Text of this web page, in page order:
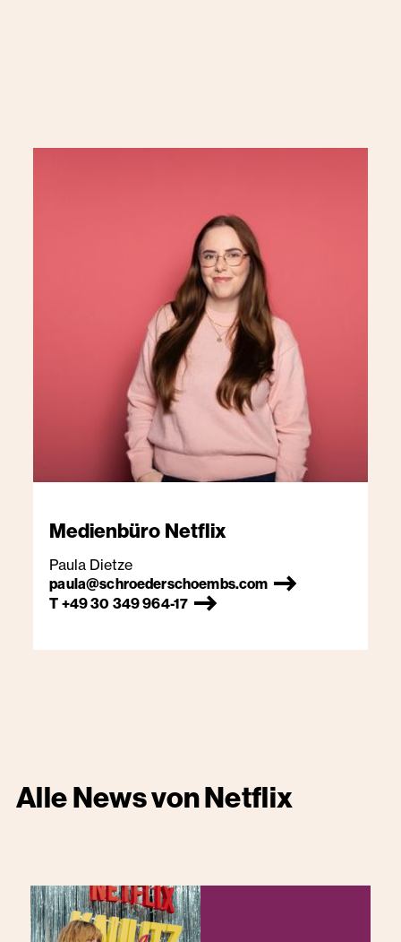
Medienbüro Netflix
Paula Dietze
paula@schroederschoembs.com
T +49 30 349 964-17
Alle News vonNetflix